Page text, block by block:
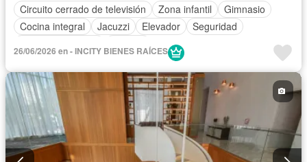
Circuito cerrado de televisión
Zona infantil
Gimnasio
Cocina integral
Jacuzzi Elevador
Seguridad
26/06/2026 en - INCITY BIENES RAÍCES